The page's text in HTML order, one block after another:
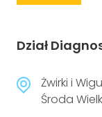
Dział
Żwirki i
Środa